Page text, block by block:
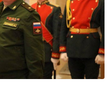
Прес-релізи
Фото/Відео